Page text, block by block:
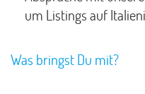
um Listings auf
Was bringst Du mit?